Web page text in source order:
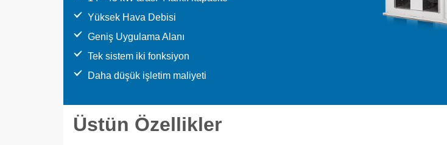
Yüksek Hava Debisi
Geniş Uygulama Alanı
Tek sistem iki fonksiyon
Daha düşük işletim maliyeti
Üstün Özellikler